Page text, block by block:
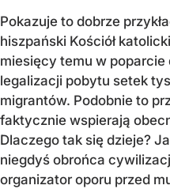
Pokazuje to dobrze
hiszpański Kościół
miesięcy temu w
legalizacji pobytu setek
migrantów. Podobnie to
faktycznie wspierają
Dlaczego tak się dzieje?
niegdyś obrońca
organizator oporu przed